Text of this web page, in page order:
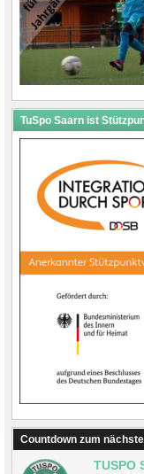
TuSpo Saarn ist
Countdown zum
TUSPO